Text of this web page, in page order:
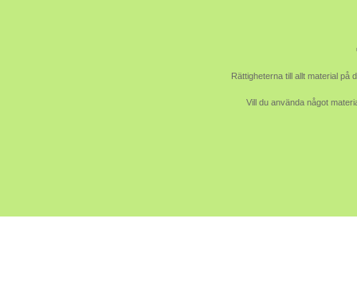
Rättigheterna till allt material på
Vill du använda något